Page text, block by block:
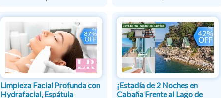
Limpieza Facial Profunda con
Hydrafacial, Espátula
¡Estadía de 2 Noches en
Cabaña Frente al Lago de